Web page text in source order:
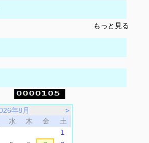
もっと見る
年8月
＞
水 木 金 土
1